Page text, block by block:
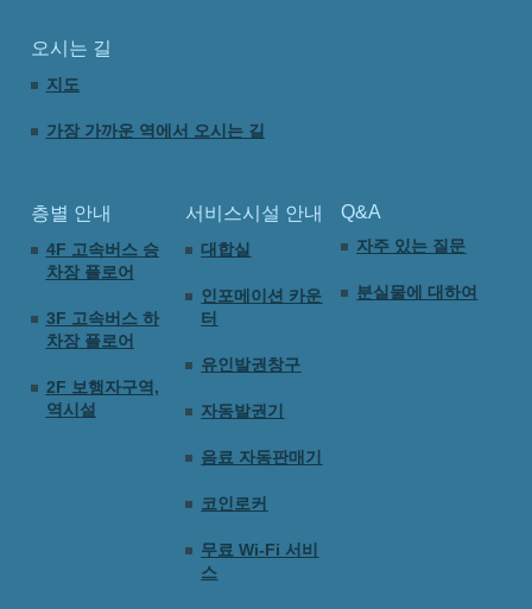
오시는 길
지도
가장 가까운 역에서 오시는 길
층별 안내
4F 고속버스 승
차장 플로어
3F 고속버스 하
차장 플로어
2F 보행자구역,
역시설
서비스시설 안내
대합실
인포메이션 카운
터
유인발권창구
자동발권기
음료 자동판매기
코인로커
무료 Wi-Fi 서비
스
Q&A
자주 있는 질문
분실물에 대하여